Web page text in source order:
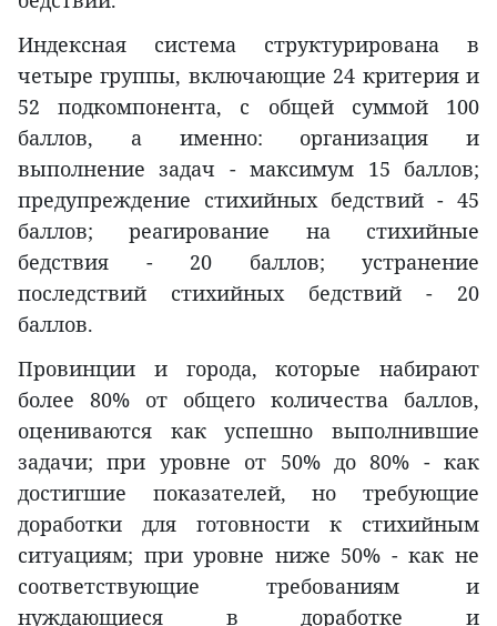
Индексная система структурирована в
четыре группы, включающие 24 критерия и
52 подкомпонента, с общей суммой 100
баллов, а именно: организация и
выполнение задач - максимум 15 баллов;
предупреждение стихийных бедствий - 45
баллов; реагирование на стихийные
бедствия - 20 баллов; устранение
последствий стихийных бедствий - 20
баллов.
Провинции и города, которые набирают
более 80% от общего количества баллов,
оцениваются как успешно выполнившие
задачи; при уровне от 50% до 80% - как
достигшие показателей, но требующие
доработки для готовности к стихийным
ситуациям; при уровне ниже 50% - как не
соответствующие требованиям и
нуждающиеся в доработке и